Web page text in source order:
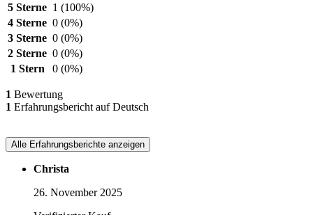
5 Sterne 1 (100%)
4 Sterne 0 (0%)
3 Sterne 0 (0%)
2 Sterne 0 (0%)
1 Stern
0 (0%)
1 Bewertung
1 Erfahrungsbericht auf Deutsch
Alle Erfahrungsberichte anzeigen
Christa
26. November 2025